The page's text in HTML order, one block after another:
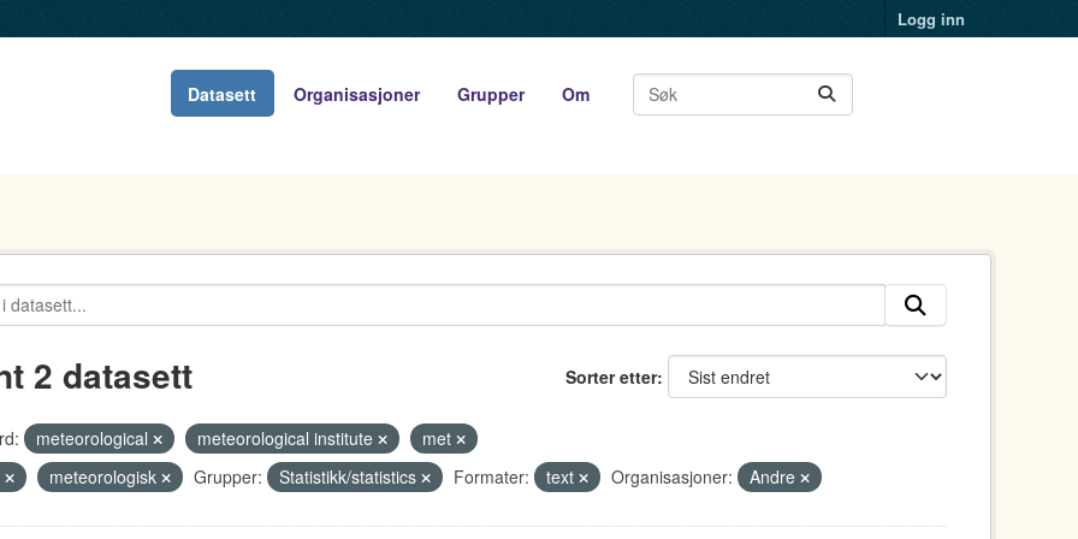
Logg inn
Datasett Organisasjoner Grupper Om
Sorter etter
2 datasett
meteorological meteorological institute
met
meteorologisk Grupper: Statistikk/statistics Formater: text Organisasjoner: Andre